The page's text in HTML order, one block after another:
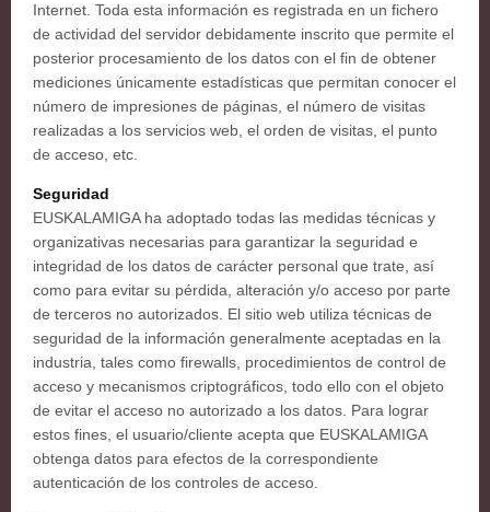
Internet. Toda esta información es registrada en un fichero
de actividad del servidor debidamente inscrito que permite el
posterior procesamiento de los datos con el fin de obtener
mediciones únicamente estadísticas que permitan conocer el
número de impresiones de páginas, el número de visitas
realizadas a los servicios web, el orden de visitas, el punto
de acceso, etc.
Seguridad
EUSKALAMIGA ha adoptado todas las medidas técnicas y
organizativas necesarias para garantizar la seguridad e
integridad de los datos de carácter personal que trate, así
como para evitar su pérdida, alteración y/o acceso por parte
de terceros no autorizados. El sitio web utiliza técnicas de
seguridad de la información generalmente aceptadas en la
industria, tales como firewalls, procedimientos de control de
acceso y mecanismos criptográficos, todo ello con el objeto
de evitar el acceso no autorizado a los datos. Para lograr
estos fines, el usuario/cliente acepta que EUSKALAMIGA
obtenga datos para efectos de la correspondiente
autenticación de los controles de acceso.